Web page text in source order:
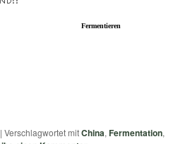
Fermentieren
|Verschlagwortet mitChina,Fermentation,